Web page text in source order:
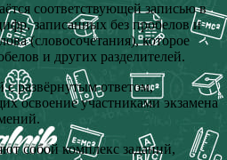
соответствующей записью в
записанных без пробелов и
(словосочетания), которое
и других разделителей.
с развёрнутым ответом,
освоение участниками экзамена
собой комплекс заданий,